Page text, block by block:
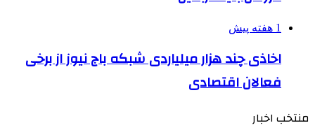
1 هفته پیش
اخاذی چند هزار میلیاردی شبکه باج نیوز از برخی
فعالان اقتصادی
منتخب اخبار